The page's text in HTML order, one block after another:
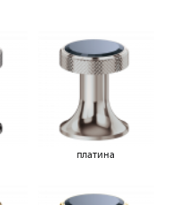
платина